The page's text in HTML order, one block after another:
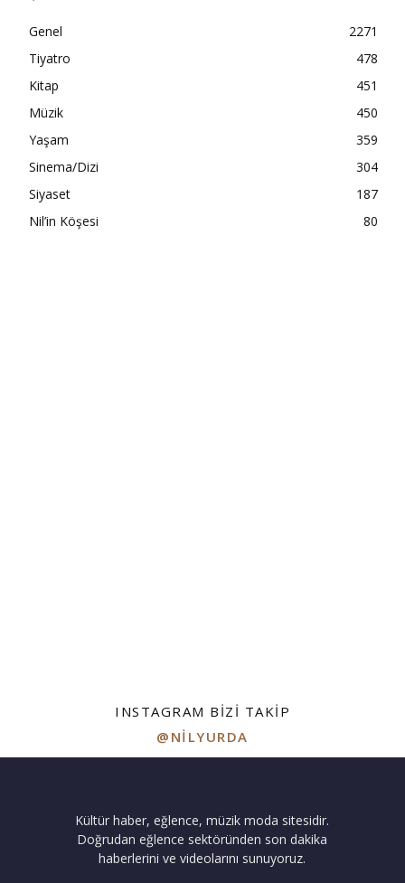
Genel
2271
Tiyatro
478
Kitap
451
Müzik
450
Yaşam
359
Sinema/Dizi
304
Siyaset
187
Nil’in Köşesi
80
INSTAGRAM BIZI TAKIP
@NILYURDA
Kültür haber, eğlence, müzik moda sitesidir.
Doğrudan eğlence sektöründen son dakika
haberlerini ve videolarını sunuyoruz.